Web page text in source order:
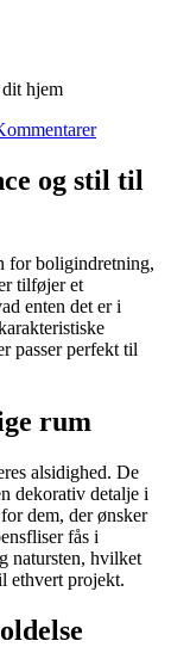
hjem
og stil til
for boligindretning,
tilføjer et
enten det er i
passer perfekt til
rum
alsidighed. De
dekorativ detalje i
dem, der ønsker
fås i
natursten, hvilket
ethvert projekt.